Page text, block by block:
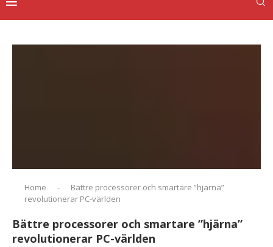
Home -
Bättre processorer och smartare ”hjärna”
revolutionerar PC-världen
Bättre processorer och smartare ”hjärna”
revolutionerar PC-världen